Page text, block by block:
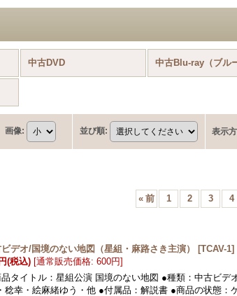
中古DVD
画像: 並び順: 表示
« 前 1 2 3 4
デオ/国境のない地図（星組・麻路さき主演） [TCAV-1]
(税込) [通常販売価格: 600円]
タイトル：星組公演 国境のない地図 ●種類：中古ビデ
稔幸・絵麻緒ゆう・他 ●付属品：解説書 ●商品の状態：